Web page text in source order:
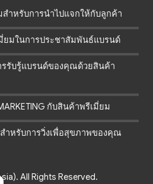
ำหรับการนำไปแจกให้กับลูกค้า
ยมในการประชาสัมพันธ์แบรนด์
รรับรู้แบรนด์ของคุณด้วยสินค้า
กับสินค้าพรีเมี่ยม
หรับการวิ่งเพื่อสุขภาพของคุณ
All Rights Reserved.